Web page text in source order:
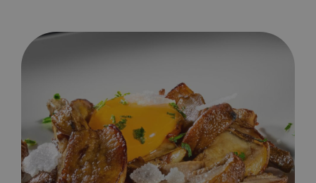
Comer bien en Navarra en otoño